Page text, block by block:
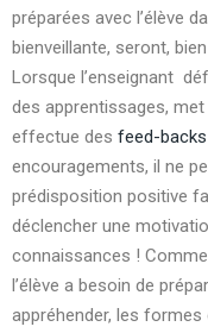
préparées avec l’élève
bienveillante, seront,
Lorsque l’enseignant
des apprentissages,
effectue des feed-
encouragements, il ne
prédisposition positive
déclencher une
connaissances !
l’élève a besoin de
appréhender, les formes